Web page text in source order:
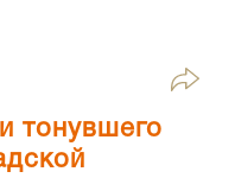
тонувшего